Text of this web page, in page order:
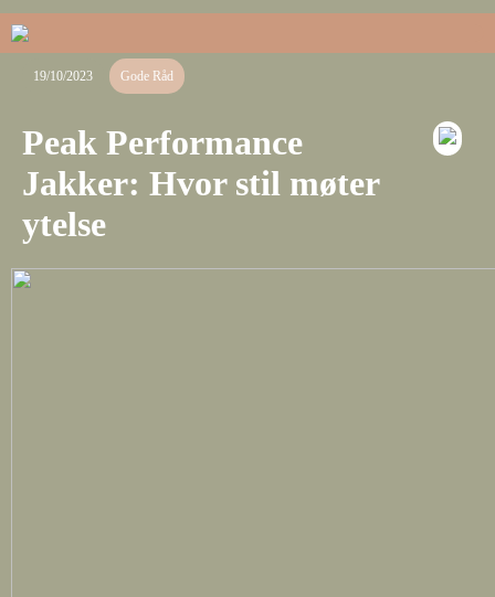
19/10/2023 Gode Råd
Peak Performance
Jakker: Hvor stil møter
ytelse